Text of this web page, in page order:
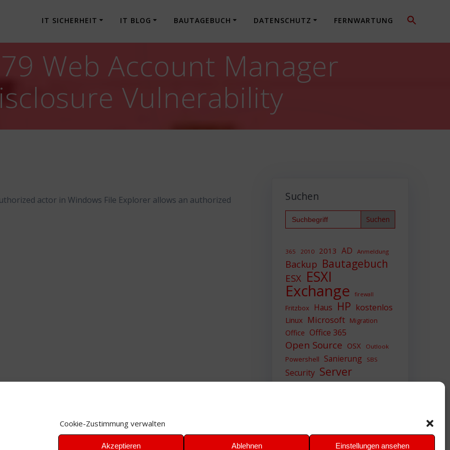
Cookie-Zustimmung verwalten
Akzeptieren Ablehnen Einstellungen ansehen
IT SICHERHEIT IT BLOG BAUTAGEBUCH DATENSCHUTZ FERNWARTUNG
Web Account Manager
Vulnerability
actor in Windows File Explorer allows an authorized
Suchen
Search
for:
365 2010 2013 AD Anmeldung
Backup Bautagebuch
ESX ESXI
Exchange firewall
Fritzbox Haus HP kostenlos
Linux Microsoft Migration
Office Office 365
Open Source OSX Outlook
Powershell Sanierung SBS
Security Server
Sicherheit SIEM
VMWare VPN WAZUH